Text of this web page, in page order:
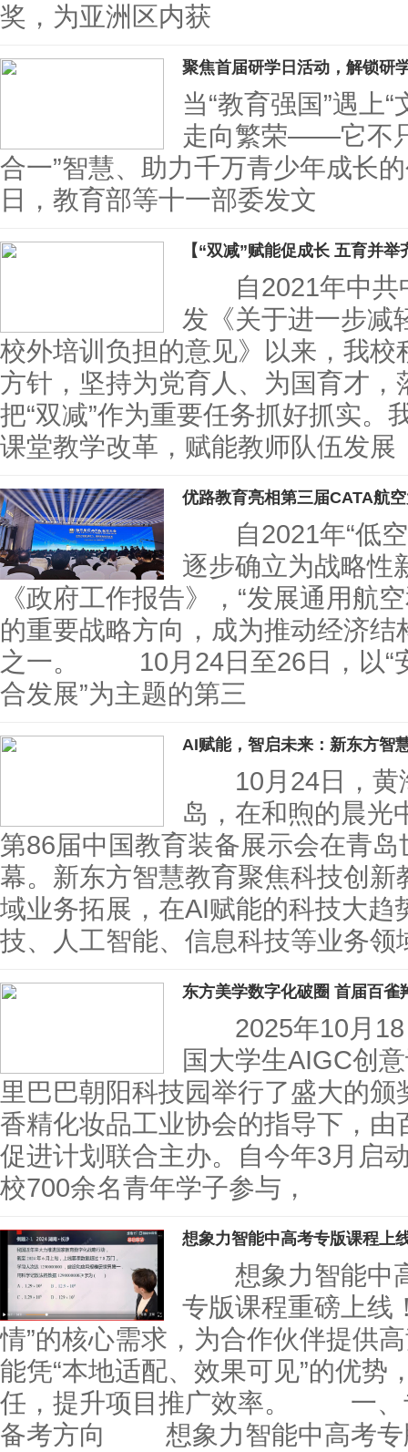
奖，为亚洲区内获
聚焦首届研学日活动，解锁研
当“教育强国”遇上
走向繁荣——它不
合一”智慧、助力千万青少年成长
日，教育部等十一部委发文
【“双减”赋能促成长 五育并举
自2021年中共
发《关于进一步减
校外培训负担的意见》以来，我
方针，坚持为党育人、为国育才
把“双减”作为重要任务抓好抓实。
课堂教学改革，赋能教师队伍发展
优路教育亮相第三届CATA航
自2021年“低空
逐步确立为战略性
《政府工作报告》，“发展通用航
的重要战略方向，成为推动经济
之一。 10月24日至26日，以“
合发展”为主题的第三
AI赋能，智启未来：新东方智
10月24日，黄海
岛，在和煦的晨光
第86届中国教育装备展示会在青
幕。新东方智慧教育聚焦科技创
域业务拓展，在AI赋能的科技大
技、人工智能、信息科技等业务领
东方美学数字化破圈 首届百雀
2025年10月18
国大学生AIGC创
里巴巴朝阳科技园举行了盛大的
香精化妆品工业协会的指导下，
促进计划联合主办。自今年3月启
校700余名青年学子参与，
想象力智能中高考专版课程上
想象力智能中高
专版课程重磅上线
情”的核心需求，为合作伙伴提供
能凭“本地适配、效果可见”的优势
任，提升项目推广效率。 一、
备考方向 想象力智能中高考专